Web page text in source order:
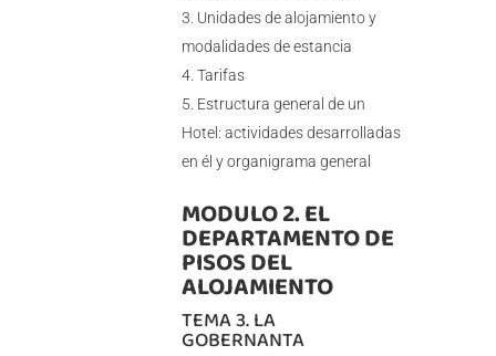
Unidades de alojamiento y
modalidades de estancia
Tarifas
Estructura general de un
Hotel: actividades desarrolladas
en él y organigrama general
MODULO 2. EL
DEPARTAMENTO DE
PISOS DEL
ALOJAMIENTO
TEMA 3. LA
GOBERNANTA